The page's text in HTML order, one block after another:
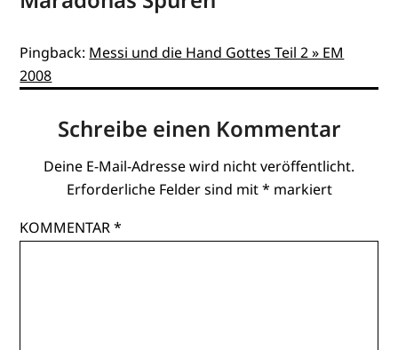
Pingback: Messi und die Hand Gottes Teil 2 » EM
2008
Schreibe einen Kommentar
Deine E-Mail-Adresse wird nicht veröffentlicht.
Erforderliche Felder sind mit* markiert
KOMMENTAR*